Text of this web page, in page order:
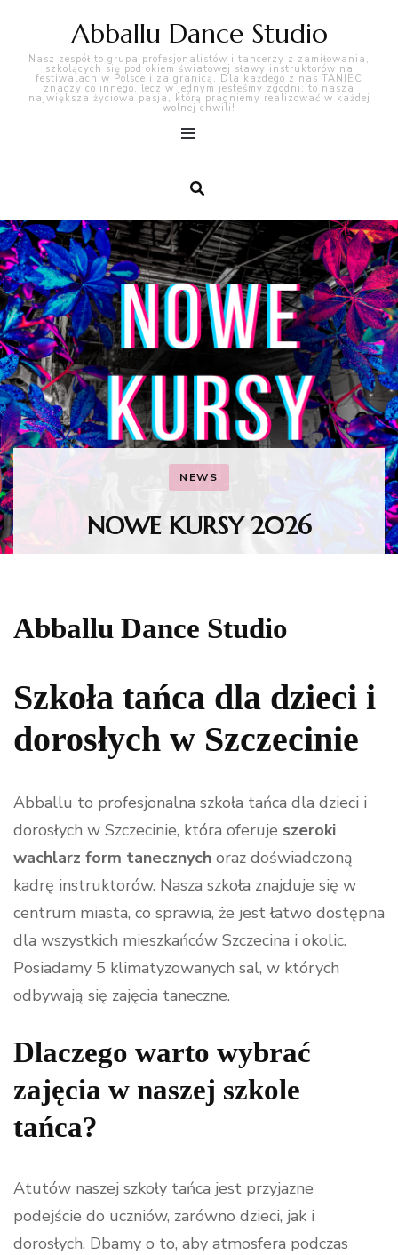
Abballu Dance Studio
Nasz zespół to grupa profesjonalistów i tancerzy z zamiłowania,
szkolących się pod okiem światowej sławy instruktorów na
festiwalach w Polsce i za granicą. Dla każdego z nas TANIEC
znaczy co innego, lecz w jednym jesteśmy zgodni: to nasza
największa życiowa pasja, którą pragniemy realizować w każdej
wolnej chwili!
NEWS
NOWE KURSY 2026
Abballu Dance Studio
Szkoła tańca dla dzieci i
dorosłych w Szczecinie
Abballu to profesjonalna szkoła tańca dla dzieci i
dorosłych w Szczecinie, która oferuje szeroki
wachlarz form tanecznych oraz doświadczoną
kadrę instruktorów. Nasza szkoła znajduje się w
centrum miasta, co sprawia, że jest łatwo dostępna
dla wszystkich mieszkańców Szczecina i okolic.
Posiadamy 5 klimatyzowanych sal, w których
odbywają się zajęcia taneczne.
Dlaczego warto wybrać
zajęcia w naszej szkole
tańca?
Atutów naszej szkoły tańca jest przyjazne
podejście do uczniów, zarówno dzieci, jak i
dorosłych. Dbamy o to, aby atmosfera podczas